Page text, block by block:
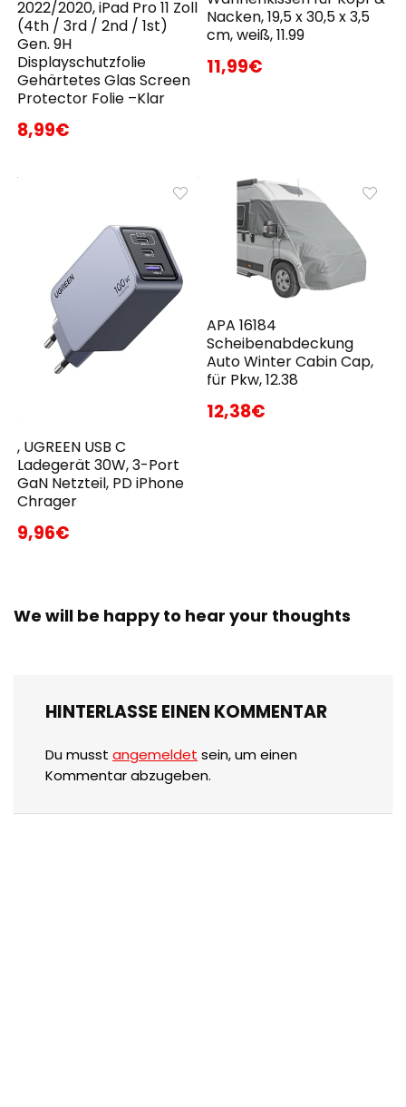
2022/2020, iPad Pro 11 Zoll
(4th / 3rd / 2nd / 1st)
Gen. 9H
Displayschutzfolie
Gehärtetes Glas Screen
Protector Folie –Klar
8,99€
Nacken, 19,5 x 30,5 x 3,5
cm, weiß, 11.99
11,99€
, UGREEN USB C
Ladegerät 30W, 3-Port
GaN Netzteil, PD iPhone
Chrager
9,96€
APA 16184
Scheibenabdeckung
Auto Winter Cabin Cap,
für Pkw, 12.38
12,38€
We will be happy to hear your thoughts
HINTERLASSE EINEN KOMMENTAR
Du musst angemeldet sein, um einen
Kommentar abzugeben.